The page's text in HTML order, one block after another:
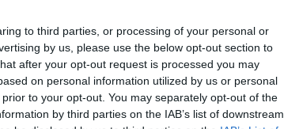
to third parties, or processing of your personal or
by us, please use the below opt-out section to
after your opt-out request is processed you may
on personal information utilized by us or personal
to your opt-out. You may separately opt-out of the
by third parties on the IAB’s list of downstream